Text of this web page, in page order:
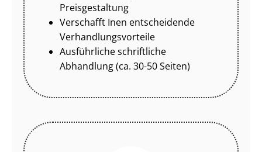
Preisgestaltung
Verschafft Inen entscheidende
Ver­hand­lungs­vor­tei­le
Ausführliche schriftliche
Abhandlung (ca. 30-50 Seiten)